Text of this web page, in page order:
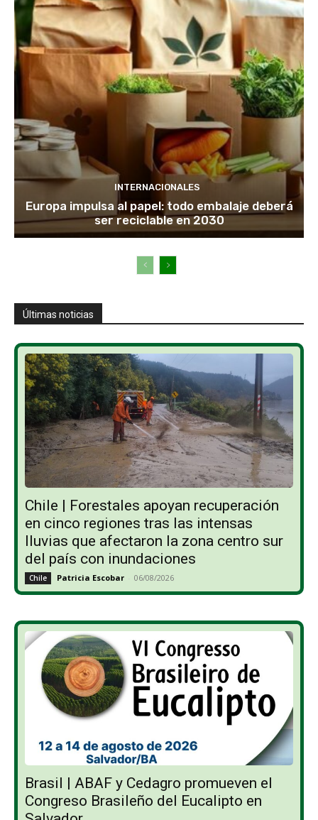
INTERNACIONALES
Europa impulsa al papel: todo embalaje deberá
ser reciclable en 2030
Últimas noticias
Chile | Forestales apoyan recuperación
en cinco regiones tras las intensas
lluvias que afectaron la zona centro sur
del país con inundaciones
Chile Patricia Escobar - 06/08/2026
Brasil | ABAF y Cedagro promueven el
Congreso Brasileño del Eucalipto en